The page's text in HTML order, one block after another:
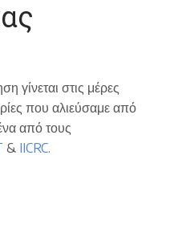
γίνεται στις μέρες
που αλιεύσαμε από
από τους
& IICRC.